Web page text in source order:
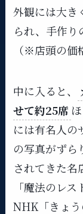
外観には大き
られ、手作
（※店頭の価
中に入ると、
せて約25席
には有名人の
の写真がずら
されてきた名
「魔法のレ
NHK「きょう